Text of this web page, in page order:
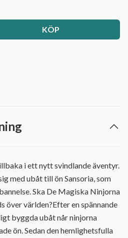
KÖP
i ett nytt svindlande äventyr.
med ubåt till ön Sansoria, som
Ska De Magiska Ninjorna
över världen?Efter en spännande
byggda ubåt når ninjorna
ön. Sedan den hemlighetsfulla